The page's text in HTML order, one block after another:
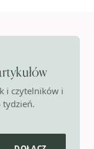
i czytelników i